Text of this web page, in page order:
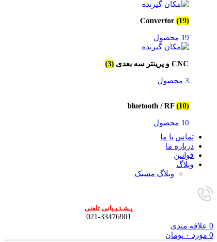
Convertor (19)
19 محصول
CNC و پرینتر سه بعدی (3)
3 محصول
bluetooth / RF (10)
10 محصول
تماس با ما
درباره ما
قوانین
وبلاگ
وبلاگ مشبک
پـشـتـیـبانی تلفنی
021-33476901
0 علاقه مندی
0 مورد ۰ تومان